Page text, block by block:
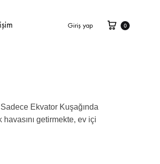
Giriş yap 0
Ekvator Kuşağında
getirmekte, ev içi